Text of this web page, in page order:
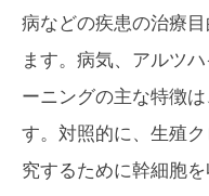
病などの疾患の治療
ます。病気、アルツ
ーニングの主な特徴
す。対照的に、生殖
究するために幹細胞